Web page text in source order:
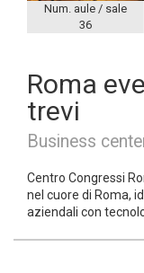
Num. aule / sale
36
Roma
trevi
Business
Centro Congressi
nel cuore di Roma,
aziendali con